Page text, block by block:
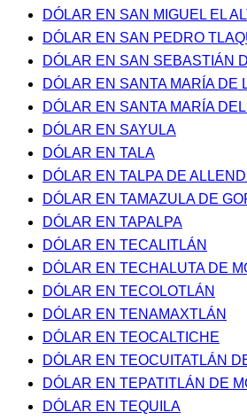
DÓLAR EN SAN MIGUEL EL
DÓLAR EN SAN PEDRO
DÓLAR EN SAN SEBASTIÁN
DÓLAR EN SANTA MARÍA DE
DÓLAR EN SANTA MARÍA
DÓLAR EN SAYULA
DÓLAR EN TALA
DÓLAR EN TALPA DE
DÓLAR EN TAMAZULA DE
DÓLAR EN TAPALPA
DÓLAR EN TECALITLÁN
DÓLAR EN TECHALUTA DE
DÓLAR EN TECOLOTLÁN
DÓLAR EN TENAMAXTLÁN
DÓLAR EN TEOCALTICHE
DÓLAR EN TEOCUITATLÁN
DÓLAR EN TEPATITLÁN DE
DÓLAR EN TEQUILA